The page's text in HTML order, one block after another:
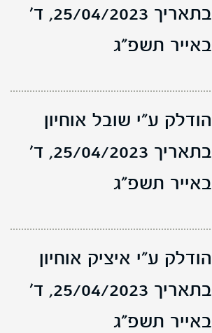
בתאריך 25/04/2023,
ד'
באייר תשפ"ג
הודלק ע"י שובל אוחיון
בתאריך 25/04/2023,
ד'
באייר תשפ"ג
הודלק ע"י איציק אוחיון
בתאריך 25/04/2023,
ד'
באייר תשפ"ג